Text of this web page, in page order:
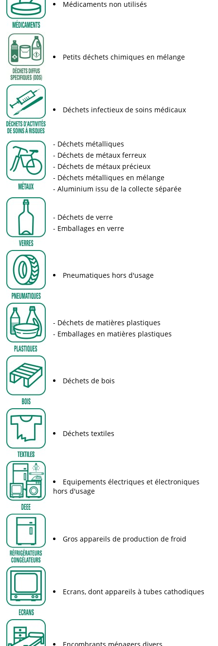
Médicaments non utilisés
Petits déchets chimiques en mélange
Déchets infectieux de soins médicaux
Déchets métalliques
Déchets de métaux ferreux
Déchets de métaux précieux
Déchets métalliques en mélange
Aluminium issu de la collecte séparée
Déchets de verre
Emballages en verre
Pneumatiques hors d'usage
Déchets de matières plastiques
Emballages en matières plastiques
Déchets de bois
Déchets textiles
Equipements électriques et électroniques
hors d'usage
Gros appareils de production de froid
Ecrans, dont appareils à tubes cathodiques